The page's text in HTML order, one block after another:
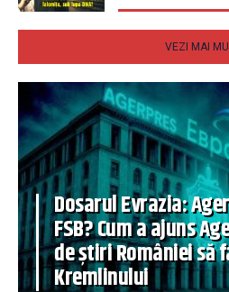
VEZI MAI
Dosarul Evrazia:
FSB? Cum a ajuns
de știri României să
Kremlinului